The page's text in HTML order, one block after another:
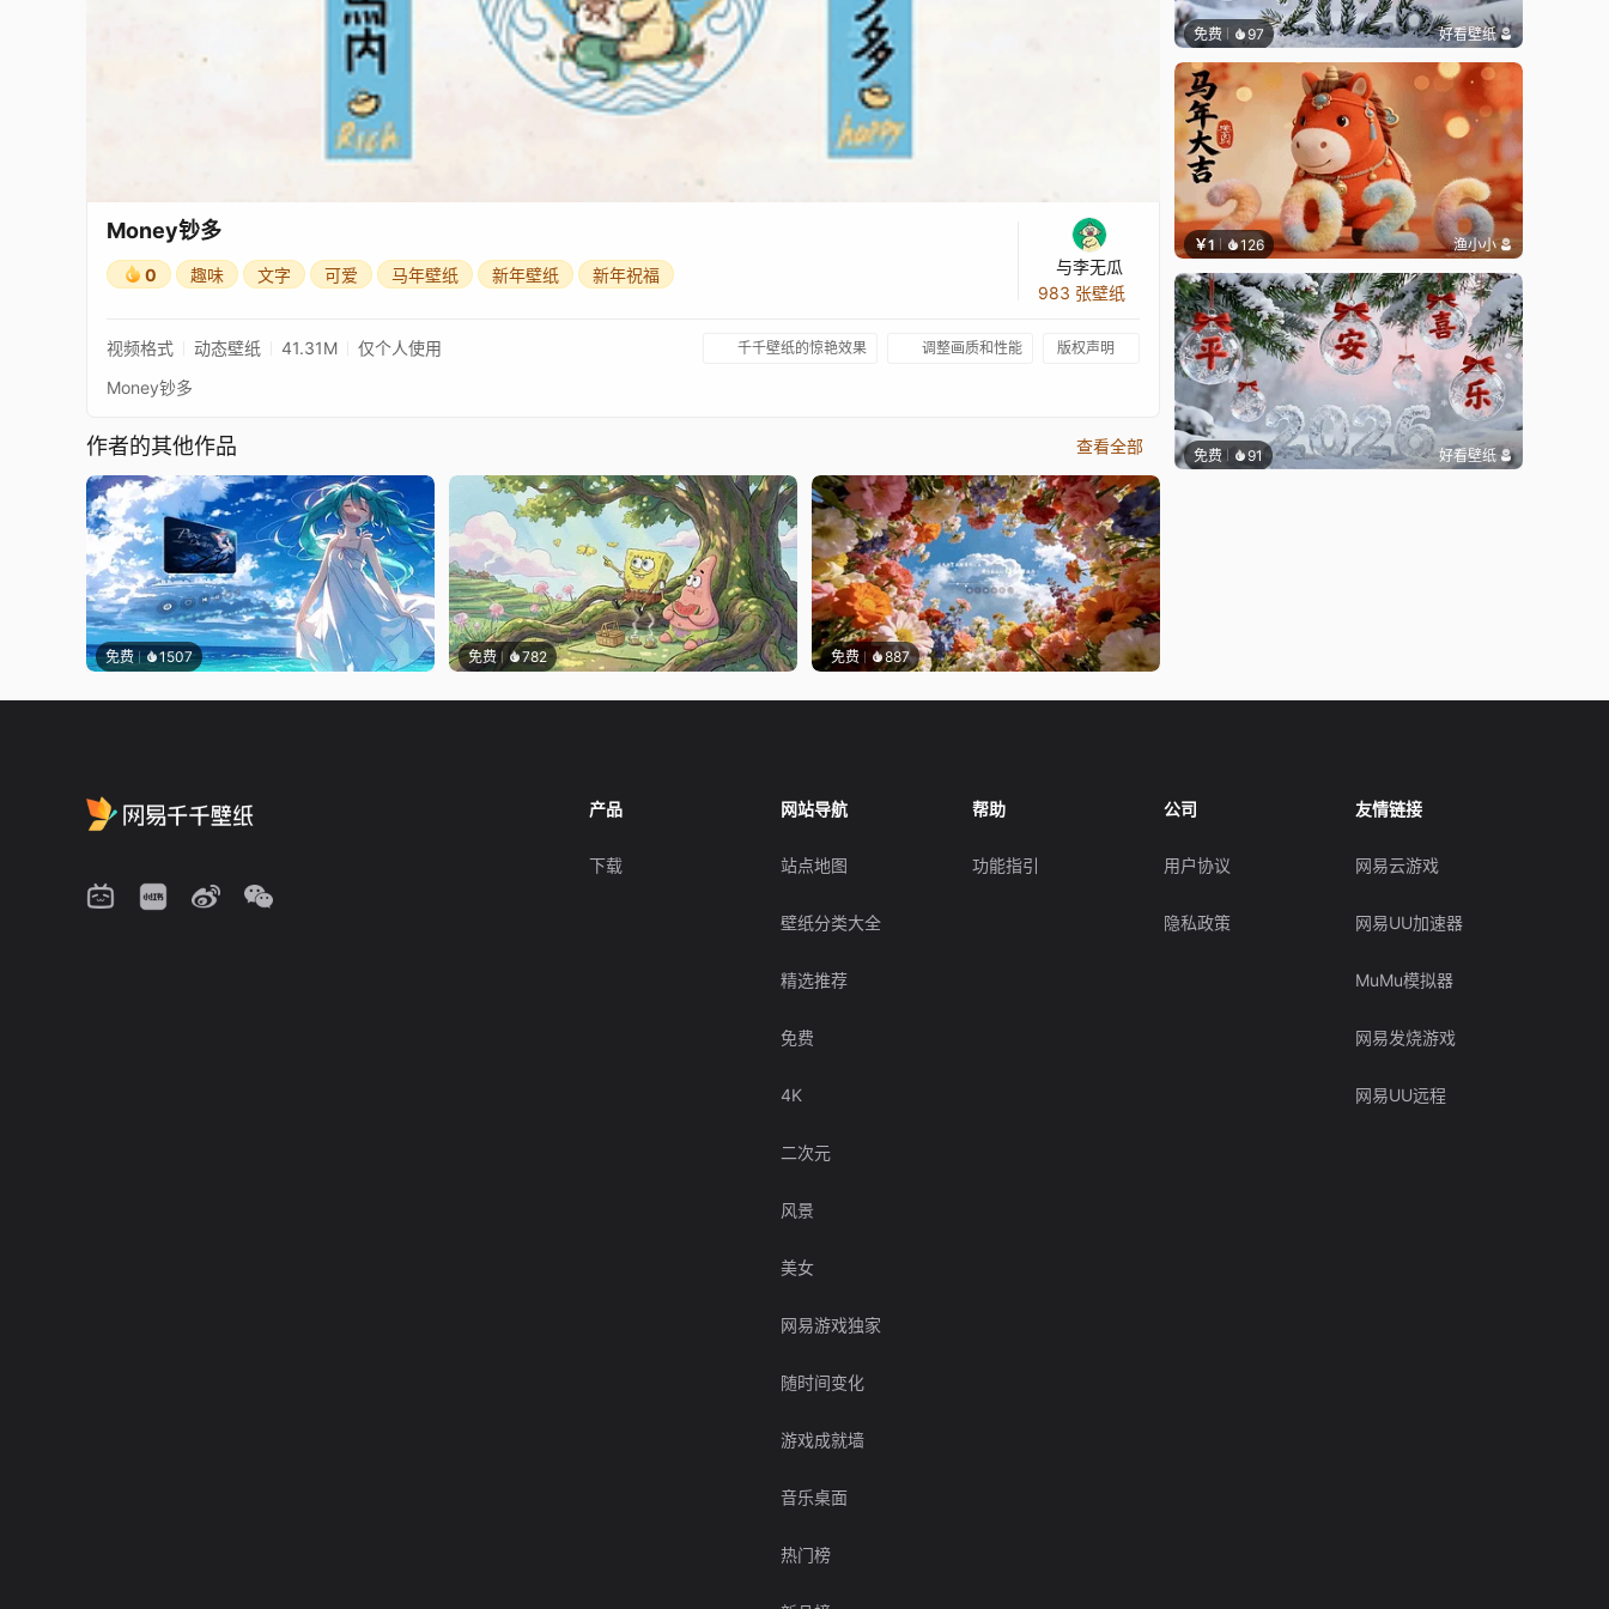
Money钞多
0 趣味 文字 可爱 马年壁纸 新年壁纸 新年祝福
与李无瓜
983 张壁纸
视频格式 动态壁纸 41.31M 仅个人使用 千千壁纸的惊艳效果 调整画质和性能 版权声明
Money钞多
作者的其他作品 查看全部
免费 1507 免费 782 免费 887
免费 97 好看壁纸
￥1 126 渔小小
免费 91 好看壁纸
产品
下载
网站导航
站点地图
壁纸分类大全
精选推荐
免费
4K
二次元
风景
美女
网易游戏独家
随时间变化
游戏成就墙
音乐桌面
热门榜
帮助
功能指引
公司
用户协议
隐私政策
友情链接
网易云游戏
网易UU加速器
MuMu模拟器
网易发烧游戏
网易UU远程